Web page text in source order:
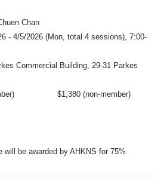
Chan
5/2026 (Mon, total 4 sessions), 7:00-
Building, 29-31 Parkes
$1,380 (non-member)
will be awarded by AHKNS for 75%